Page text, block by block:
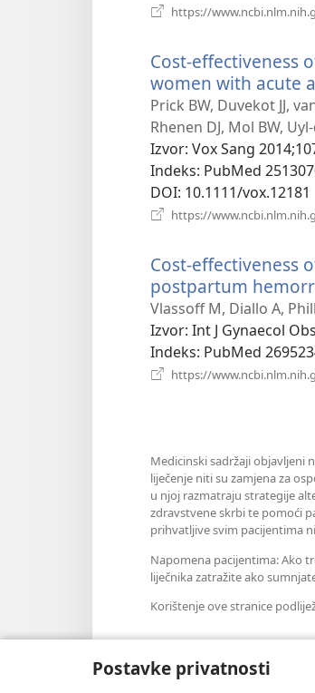
Postavke privatnosti
https://
Cost-effectiveness
women with acute
Prick BW, Duvekot JJ,
Rhenen DJ, Mol BW,
Izvor‎: Vox Sang
Indeks‎: PubMed
DOI‎: 10.1111/vox.12181
https://
Cost-effectiveness
postpartum
Vlassoff M, Diallo A,
Izvor‎: Int J Gynaecol
Indeks‎: PubMed
https://
Medicinski sadržaji objavljeni
liječenje niti su zamjena za
u njoj razmatraju strategije
zdravstvene skrbi te pomoći
prihvatljive svim pacijentima
Napomena pacijentima: Ako
liječnika zatražite ako
Korištenje ove stranice